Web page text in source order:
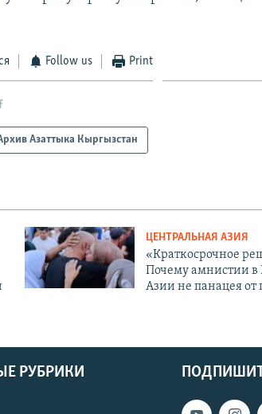
Follow us Print
Азаттыка Кыргызстан
ЦЕНТРАЛЬНАЯ АЗИЯ
«Краткосрочное
Почему амнистии в
Азии не панацея от
РУБРИКИ